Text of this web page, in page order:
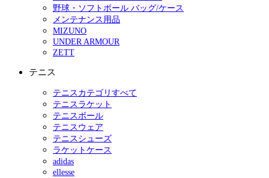
野球・ソフトボール バッグ/ケース
メンテナンス用品
MIZUNO
UNDER ARMOUR
ZETT
テニス
テニスカテゴリすべて
テニスラケット
テニスボール
テニスウェア
テニスシューズ
ラケットケース
adidas
ellesse